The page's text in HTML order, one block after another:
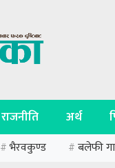
राजनीति अर्थ
# भैरवकुण्ड # बलेफी